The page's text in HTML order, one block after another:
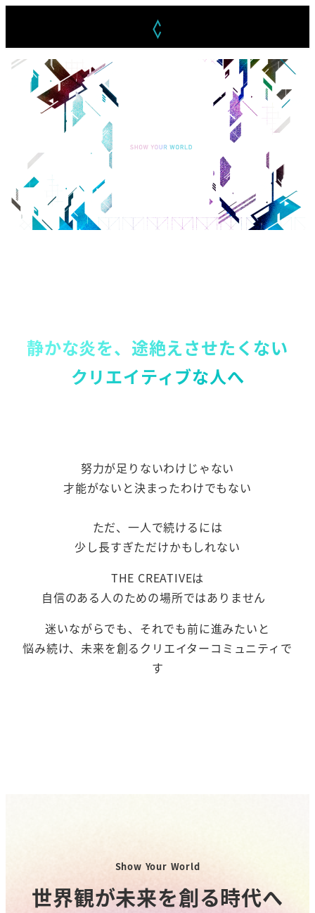
コ
移
動
静かな炎を、途絶えさせたくない
クリエイティブな人へ
努力が足りないわけじゃない
才能がないと決まったわけでもない
ただ、一人で続けるには
少し長すぎただけかもしれない
THE CREATIVEは
自信のある人のための場所ではありません
迷いながらでも、それでも前に進みたいと
悩み続け、未来を創るクリエイターコミュニティで
す
Show Your World
世界観が未来を創る時代へ